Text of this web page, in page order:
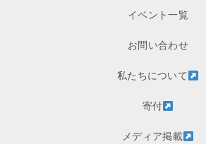
イベント一覧
お問い合わせ
私たちについて
寄付
メディア掲載